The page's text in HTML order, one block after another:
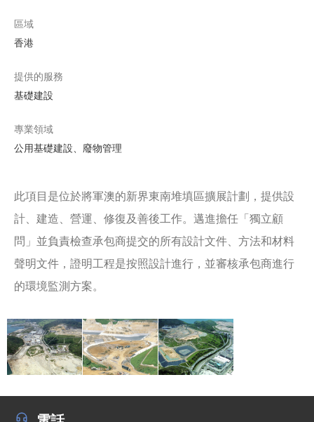
區域
香港
提供的服務
基礎建設
專業領域
公用基礎建設、廢物管理
此項目是位於將軍澳的新界東南堆填區擴展計劃，提供設
計、建造、營運、修復及善後工作。邁進擔任「獨立顧
問」並負責檢查承包商提交的所有設計文件、方法和材料
聲明文件，證明工程是按照設計進行，並審核承包商進行
的環境監測方案。